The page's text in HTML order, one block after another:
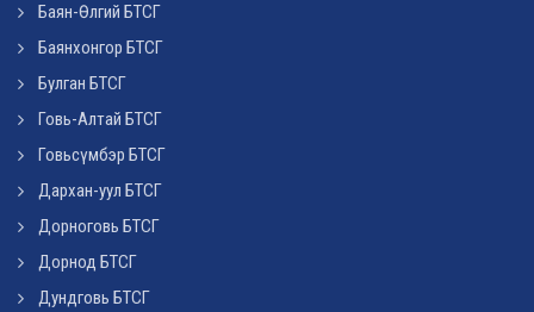
Баян-Өлгий БТСГ
Баянхонгор БТСГ
Булган БТСГ
Говь-Алтай БТСГ
Говьсүмбэр БТСГ
Дархан-уул БТСГ
Дорноговь БТСГ
Дорнод БТСГ
Дундговь БТСГ